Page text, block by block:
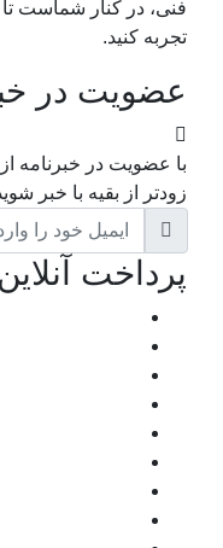
فنی، در کنار شماست تا
تجربه کنید.
عضویت در
با عضویت در خبرنامه از
زودتر از بقیه با خبر شوید!
پرداخت آنلاین